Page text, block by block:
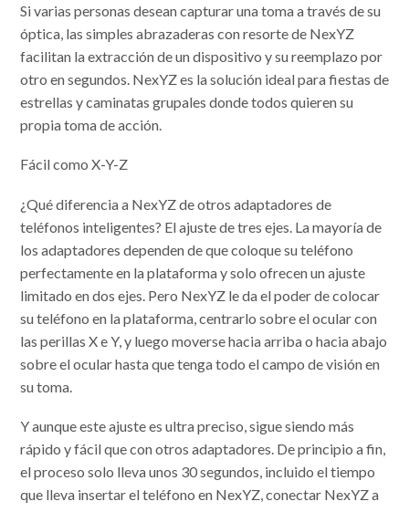
Si varias personas desean capturar una toma a través de su
óptica, las simples abrazaderas con resorte de NexYZ
facilitan la extracción de un dispositivo y su reemplazo por
otro en segundos. NexYZ es la solución ideal para fiestas de
estrellas y caminatas grupales donde todos quieren su
propia toma de acción.
Fácil como X-Y-Z
¿Qué diferencia a NexYZ de otros adaptadores de
teléfonos inteligentes? El ajuste de tres ejes. La mayoría de
los adaptadores dependen de que coloque su teléfono
perfectamente en la plataforma y solo ofrecen un ajuste
limitado en dos ejes. Pero NexYZ le da el poder de colocar
su teléfono en la plataforma, centrarlo sobre el ocular con
las perillas X e Y, y luego moverse hacia arriba o hacia abajo
sobre el ocular hasta que tenga todo el campo de visión en
su toma.
Y aunque este ajuste es ultra preciso, sigue siendo más
rápido y fácil que con otros adaptadores. De principio a fin,
el proceso solo lleva unos 30 segundos, incluido el tiempo
que lleva insertar el teléfono en NexYZ, conectar NexYZ a